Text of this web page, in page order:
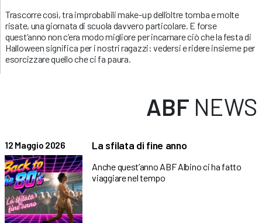
Trascorre così, tra improbabili make-up dell’oltre tomba e molte
risate, una giornata di scuola davvero particolare. E forse
quest’anno non c’era modo migliore per incarnare ciò che la festa di
Halloween significa per i nostri ragazzi: vedersi e ridere insieme per
esorcizzare quello che ci fa paura.
ABF NEWS
12 Maggio 2026 La sfilata di fine anno
Anche quest’anno ABF Albino ci ha fatto
viaggiare nel tempo